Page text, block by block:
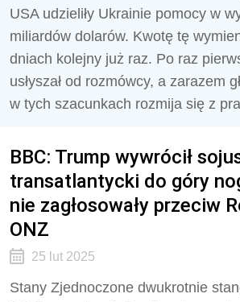
USA udzieliły Ukrainie pomocy w
miliardów dolarów. Kwotę tę
dniach kolejny już raz. Po raz
usłyszał od rozmówcy, a zarazem
w tych szacunkach rozmija się z
BBC: Trump wywrócił
transatlantycki do góry
nie zagłosowały przeciw
ONZ
25 lut 2025
Stany Zjednoczone dwukrotnie